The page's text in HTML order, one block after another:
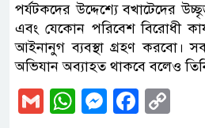
পর্যটকদের উদ্দেশ্যে বখাটেদের
এবং যেকোন পরিবেশ বিরোধী
আইনানুগ ব্যবস্থা গ্রহণ করবো।
অভিযান অব্যাহত থাকবে বলেও
GmailWhatsApp